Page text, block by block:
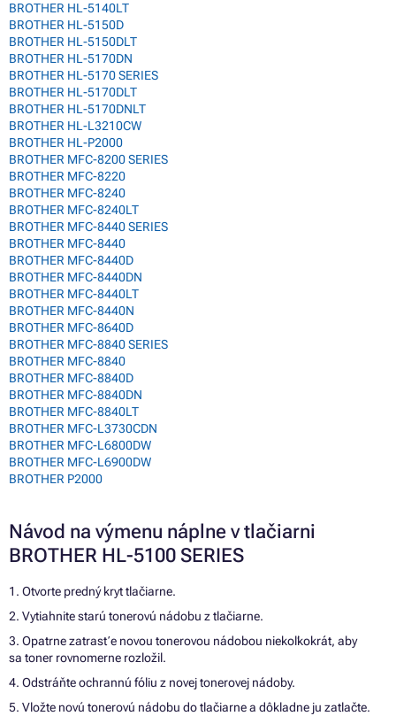
BROTHER HL-5140LT
BROTHER HL-5150D
BROTHER HL-5150DLT
BROTHER HL-5170DN
BROTHER HL-5170 SERIES
BROTHER HL-5170DLT
BROTHER HL-5170DNLT
BROTHER HL-L3210CW
BROTHER HL-P2000
BROTHER MFC-8200 SERIES
BROTHER MFC-8220
BROTHER MFC-8240
BROTHER MFC-8240LT
BROTHER MFC-8440 SERIES
BROTHER MFC-8440
BROTHER MFC-8440D
BROTHER MFC-8440DN
BROTHER MFC-8440LT
BROTHER MFC-8440N
BROTHER MFC-8640D
BROTHER MFC-8840 SERIES
BROTHER MFC-8840
BROTHER MFC-8840D
BROTHER MFC-8840DN
BROTHER MFC-8840LT
BROTHER MFC-L3730CDN
BROTHER MFC-L6800DW
BROTHER MFC-L6900DW
BROTHER P2000
Návod na výmenu náplne v tlačiarni
BROTHER HL-5100 SERIES
1. Otvorte predný kryt tlačiarne.
2. Vytiahnite starú tonerovú nádobu z tlačiarne.
3. Opatrne zatrasťe novou tonerovou nádobou niekoľkokrát, aby
sa toner rovnomerne rozložil.
4. Odstráňte ochrannú fóliu z novej tonerovej nádoby.
5. Vložte novú tonerovú nádobu do tlačiarne a dôkladne ju zatlačte.